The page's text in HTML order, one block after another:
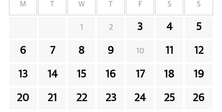
M W F S S
1 2 3 4 5
6 7 8 9 10 11 12
13 14 15 16 17 18 19
20 21 22 23 24 25 26